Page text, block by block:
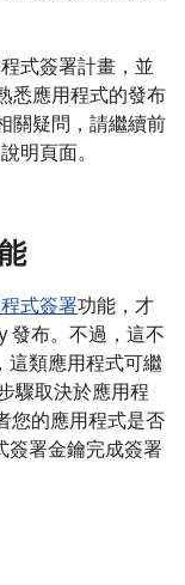
式簽署計畫，並
悉應用程式的發布
關疑問，請繼續前
明頁面。
式簽署功能，才
發布。不過，這不
這類應用程式可繼
驟取決於應用程
您的應用程式是否
簽署金鑰完成簽署